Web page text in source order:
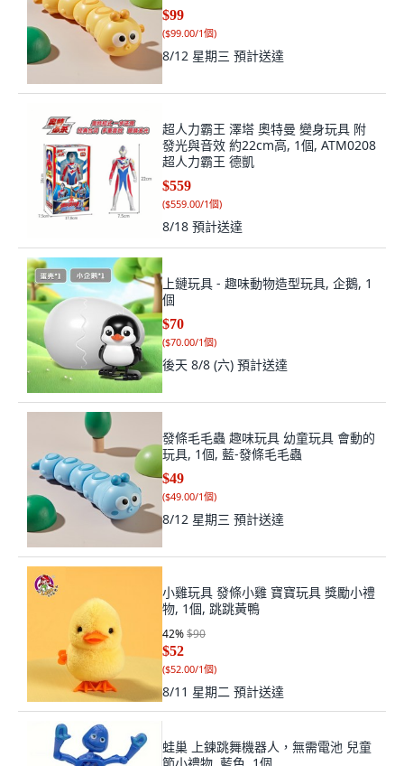
$99
($99.00/1個)
8/12 星期三 預計送達
超人力霸王 澤塔 奧特曼 變身玩具 附
發光與音效 約22cm高, 1個, ATM0208
超人力霸王 德凱
$559
($559.00/1個)
8/18 預計送達
上鏈玩具 - 趣味動物造型玩具, 企鵝, 1
個
$70
($70.00/1個)
後天 8/8 (六) 預計送達
發條毛毛蟲 趣味玩具 幼童玩具 會動的
玩具, 1個, 藍-發條毛毛蟲
$49
($49.00/1個)
8/12 星期三 預計送達
小雞玩具 發條小雞 寶寶玩具 獎勵小禮
物, 1個, 跳跳黃鴨
42%$90
$52
($52.00/1個)
8/11 星期二 預計送達
蛙巢 上鍊跳舞機器人，無需電池 兒童